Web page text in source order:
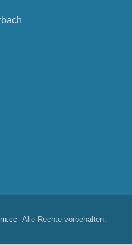
Alle Rechte vorbehalten.